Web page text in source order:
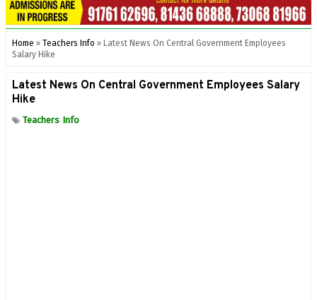
Home » Teachers Info » Latest News On Central Government Employees
Salary Hike
Latest News On Central Government Employees Salary
Hike
Teachers Info